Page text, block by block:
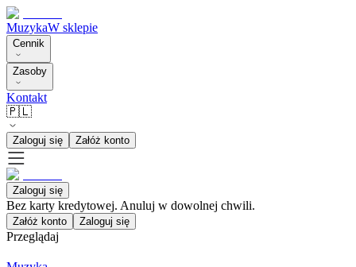
MuzykaW sklepie
Cennik
Zasoby
Kontakt
🇵🇱
Zaloguj się Załóż konto
Zaloguj się
Bez karty kredytowej. Anuluj w dowolnej chwili.
Załóż konto Zaloguj się
Przeglądaj